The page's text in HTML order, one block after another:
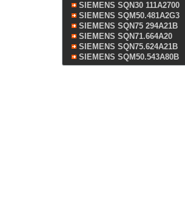
SIEMENS SQN30 111A2700
SIEMENS SQM50.481A2G3
SIEMENS SQN75 294A21B
SIEMENS SQN71.664A20
SIEMENS SQN75.624A21B
SIEMENS SQM50.543A80B